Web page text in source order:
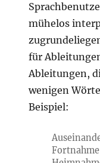
mühelos
für
Ableitungen,
wenigen
Beispiel: